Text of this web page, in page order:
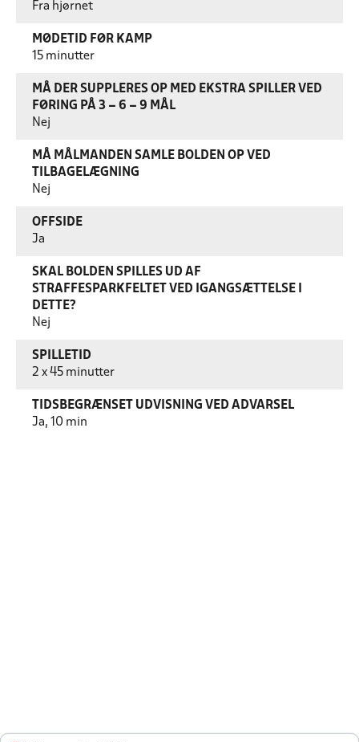
Fra hjørnet
MØDETID FØR KAMP
15 minutter
MÅ DER SUPPLERES OP MED EKSTRA SPILLER VED
FØRING PÅ 3 – 6 – 9 MÅL
Nej
MÅ MÅLMANDEN SAMLE BOLDEN OP VED
TILBAGELÆGNING
Nej
OFFSIDE
Ja
SKAL BOLDEN SPILLES UD AF
STRAFFESPARKFELTET VED IGANGSÆTTELSE I
DETTE?
Nej
SPILLETID
2 x 45 minutter
TIDSBEGRÆNSET UDVISNING VED ADVARSEL
Ja, 10 min